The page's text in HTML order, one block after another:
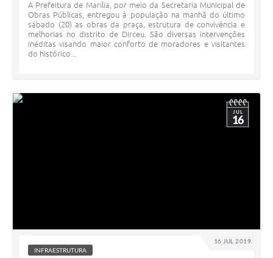
A Prefeitura de Marília, por meio da Secretaria Municipal de
Obras Públicas, entregou à população na manhã do último
sábado (20) as obras da praça, estrutura de convivência e
melhorias no distrito de Dirceu. São diversas intervenções
inéditas visando maior conforto de moradores e visitantes
do histórico...
16 JUL 2019
JUL
16
INFRAESTRUTURA